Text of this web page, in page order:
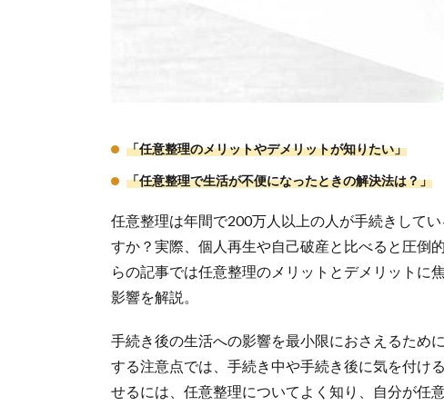
「任意整理のメリットやデメリットが知りたい」
「任意整理で生活が不便になったときの解決法は？」
任意整理は年間で200万人以上の人が手続きして
すか？実際、個人再生や自己破産と比べると圧倒
らの記事では任意整理のメリットとデメリットに
影響を解説。
手続き後の生活への影響を最小限におさえるため
する注意点では、手続き中や手続き後に気を付け
せるには、任意整理についてよく知り、自分が任